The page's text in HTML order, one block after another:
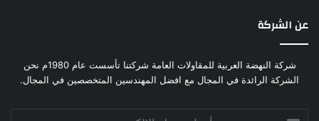
عن الشركة
شركة النهضة العربية للمقاولات العامة شركتنا تأسست عام 1980م نحن
الشركة الرائدة في المجال مع افضل المهندسين المتخصصين في المجال.